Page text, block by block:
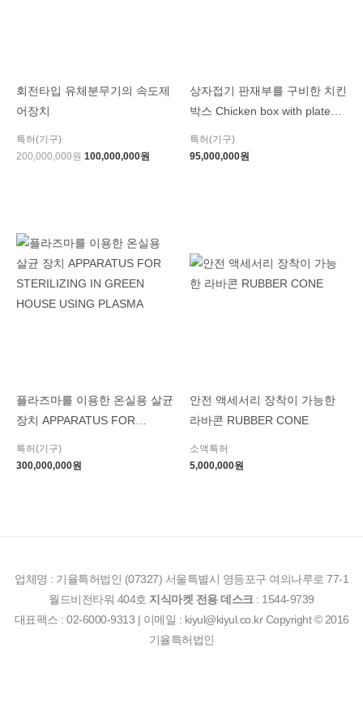
회전타입 유체분무기의 속도제
어장치
특허(기구)
200,000,000원 100,000,000원
상자접기 판재부를 구비한 치킨
박스 Chicken box with plate
특허(기구)
95,000,000원
플라즈마를 이용한 온실용 살균
장치 APPARATUS FOR
HOUSE USING PLASMA
특허(기구)
300,000,000원
안전 액세서리 장착이 가능한
라바콘 RUBBER CONE
소액특허
5,000,000원
업체명 : 기율특허법인 (07327) 서울특별시 영등포구 여의나루로 77-1
월드비전타워 404호 지식마켓 전용 데스크: 1544-9739
대표팩스 : 02-6000-9313 | 이메일 : kiyul@kiyul.co.kr Copyright © 2016
기율특허법인